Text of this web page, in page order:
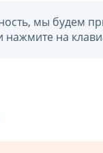
мы будем
на